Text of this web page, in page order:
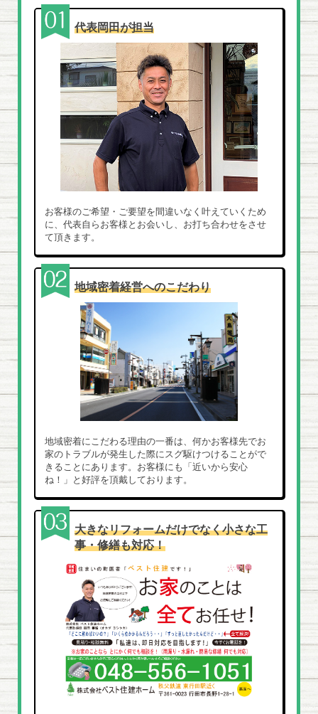
代表岡田が担当
お客様のご希望・ご要望を間違いなく叶えていくため
に、代表自らお客様とお会いし、お打ち合わせをさせ
て頂きます。
地域密着経営へのこだわり
地域密着にこだわる理由の一番は、何かお客様先でお
家のトラブルが発生した際にスグ駆けつけることがで
きることにあります。お客様にも「近いから安心
ね！」と好評を頂戴しております。
大きなリフォームだけでなく小さな工
事・修繕も対応！